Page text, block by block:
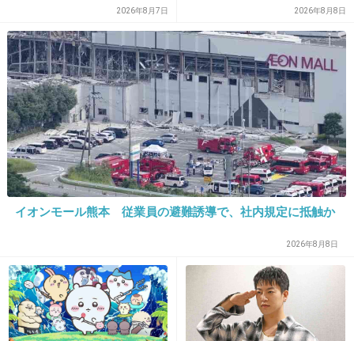
-1
26. 匿名2013/03/06(水) 21:29:24
>>20
いやそんなの関係ないでしょｗ犯罪なんだから
批判しないやつなんかいない
+13 -0
こういう奴には天罰がくだる
+8
2026年8月7日 2026年8月8日
イオンモール熊本 従業員の避難誘導で、社内規定に抵触か
2026年8月8日